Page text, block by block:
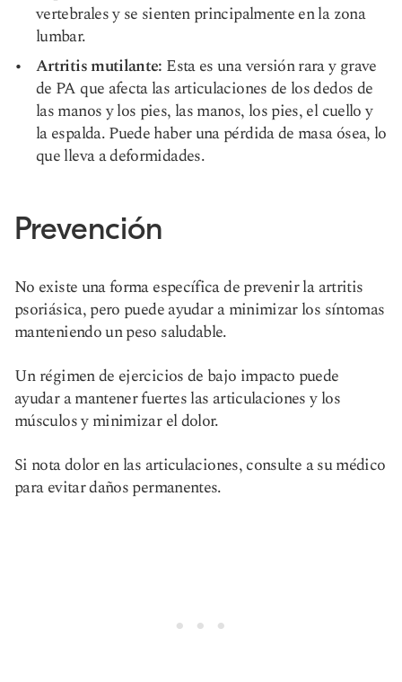
vertebrales y se sienten principalmente en la zona
lumbar.
Artritis mutilante: Esta es una versión rara y grave
de PA que afecta las articulaciones de los dedos de
las manos y los pies, las manos, los pies, el cuello y
la espalda. Puede haber una pérdida de masa ósea, lo
que lleva a deformidades.
Prevención
No existe una forma específica de prevenir la artritis
psoriásica, pero puede ayudar a minimizar los síntomas
manteniendo un peso saludable.
Un régimen de ejercicios de bajo impacto puede
ayudar a mantener fuertes las articulaciones y los
músculos y minimizar el dolor.
Si nota dolor en las articulaciones, consulte a su médico
para evitar daños permanentes.